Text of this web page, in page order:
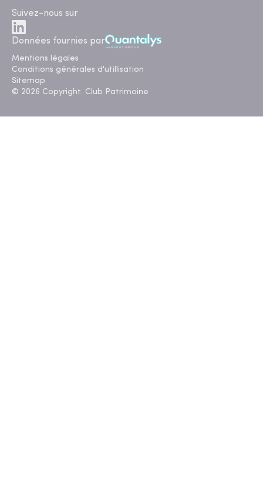
Suivez-nous sur
Données fournies par
Mentions légales
Conditions générales d'utillisation
Sitemap
© 2026 Copyright. Club Patrimoine